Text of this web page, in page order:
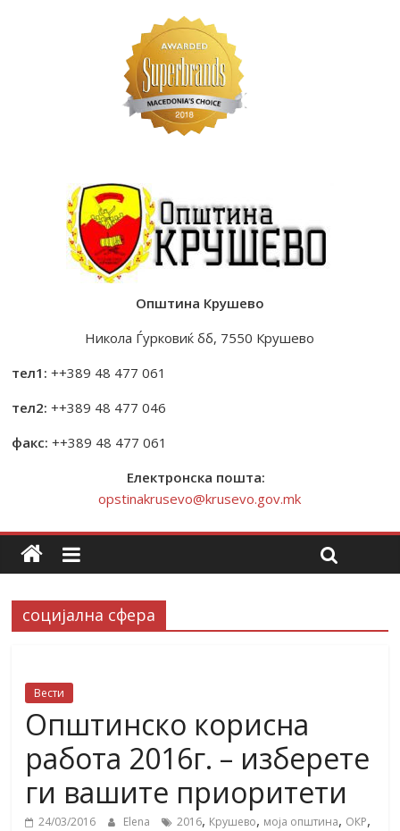
Општина Крушево
Никола Ѓурковиќ бб, 7550 Крушево
тел1: ++389 48 477 061
тел2: ++389 48 477 046
факс: ++389 48 477 061
Електронска пошта:
opstinakrusevo@krusevo.gov.mk
социјална сфера
Вести
Општинско корисна
работа 2016г. – изберете
ги вашите приоритети
24/03/2016 Elena 2016, Крушево, моја општина, ОКР,